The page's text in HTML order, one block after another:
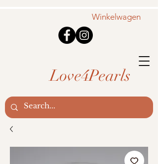
Winkelwagen
Love4Pearls